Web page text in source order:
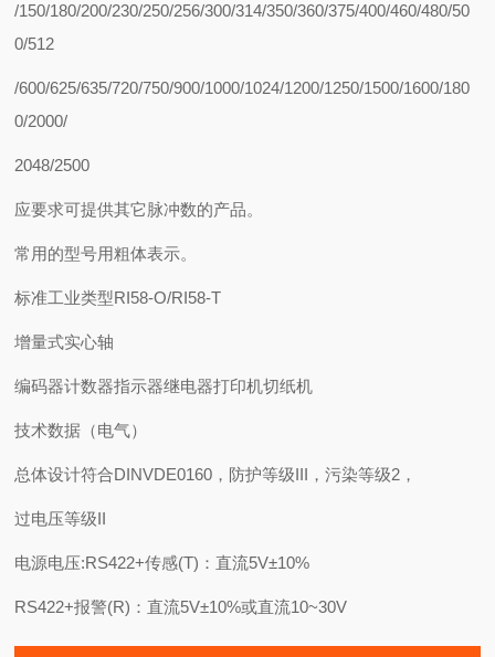
/150/180/200/230/250/256/300/314/350/360/375/400/460/480/50
0/512
/600/625/635/720/750/900/1000/1024/1200/1250/1500/1600/180
0/2000/
2048/2500
应要求可提供其它脉冲数的产品。
常用的型号用粗体表示。
标准工业类型RI58-O/RI58-T
增量式实心轴
编码器计数器指示器继电器打印机切纸机
技术数据（电气）
总体设计符合DINVDE0160，防护等级III，污染等级2，
过电压等级II
电源电压:RS422+传感(T)：直流5V±10%
RS422+报警(R)：直流5V±10%或直流10~30V